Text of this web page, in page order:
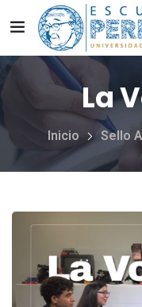
La
Inicio Sello